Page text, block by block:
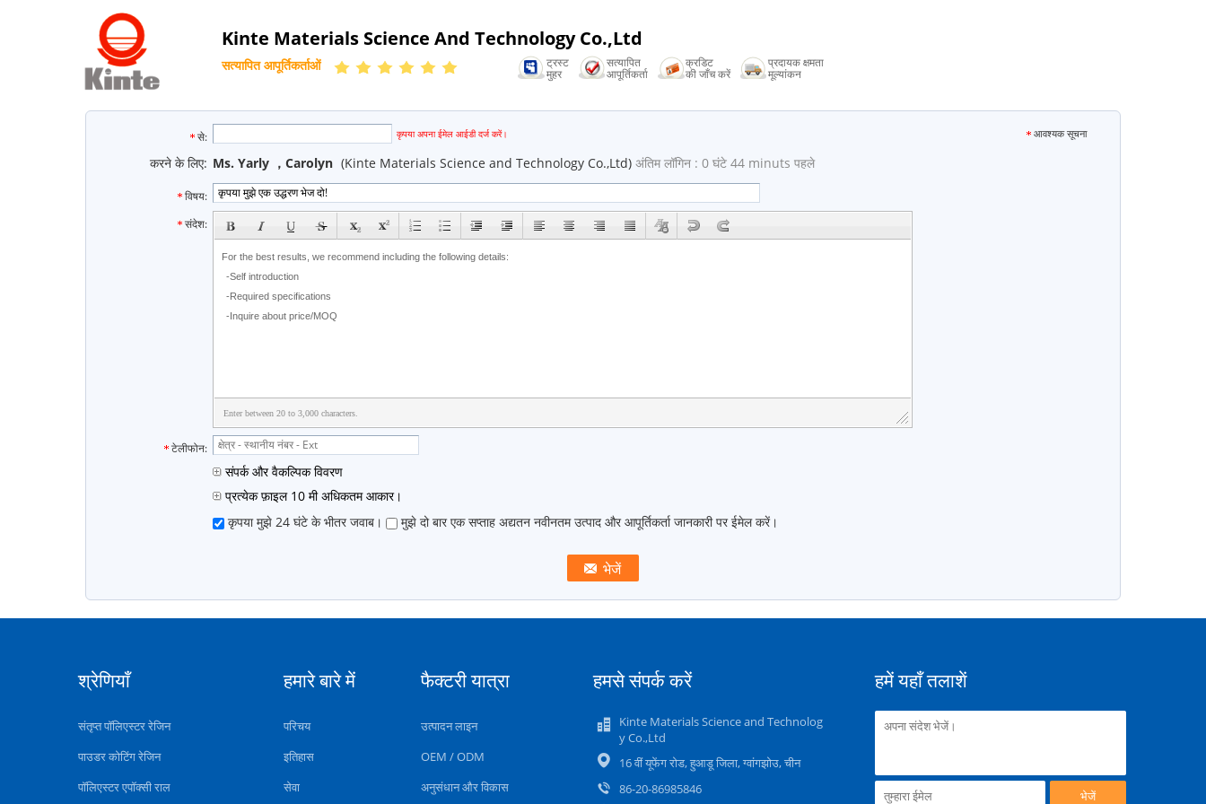
Kinte Materials Science And Technology Co.,Ltd
सत्यापित आपूर्तिकर्ताओं
ट्रस्ट
मुहर
सत्यापित
आपूर्तिकर्ता
क्रडिट
की जाँच करें
प्रदायक क्षमता
मूल्यांकन
से: email
कृपया अपना ईमेल आईडी दर्ज करें। आवश्यक सूचना
करने के लिए: Ms. Yarly ，Carolyn (Kinte Materials Science and Technology Co.,Ltd) अंतिम लॉगिन : 0 घंटे 44 minuts पहले
विषय:
subject
संदेश:
Enter between 20 to 3,000 characters.
टेलीफोन:
संपर्क और वैकल्पिक विवरण
प्रत्येक फ़ाइल 10 मी अधिकतम आकार।
कृपया मुझे 24 घंटे के भीतर जवाब।
मुझे दो बार एक सप्ताह अद्यतन नवीनतम उत्पाद और आपूर्तिकर्ता जानकारी पर ईमेल करें।
श्रेणियाँ
संतृप्त पॉलिएस्टर रेजिन
पाउडर कोटिंग रेजिन
पॉलिएस्टर एपॉक्सी राल
हमारे बारे में
परिचय
इतिहास
सेवा
फैक्टरी यात्रा
उत्पादन लाइन
OEM / ODM
अनुसंधान और विकास
हमसे संपर्क करें
Kinte Materials Science and Technolog
y Co.,Ltd
16 वीं यूफेंग रोड, हुआडू जिला, ग्वांगझोउ, चीन
86-20-86985846
हमें यहाँ तलाशें
भेजें